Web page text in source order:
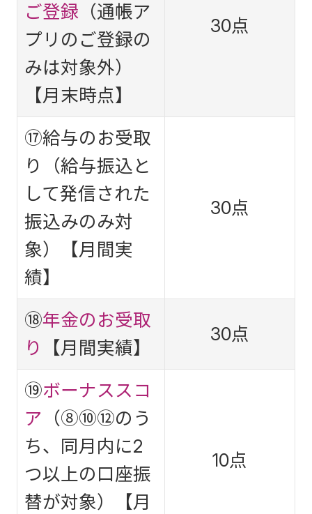
ご登録 （通帳ア
プリのご登録の
みは対象外）
【月末時点】
30点
⑰給与のお受取
り（給与振込と
して発信された
振込みのみ対
象）【月間実
績】
30点
⑱年金のお受取
り
【月間実績】
30点
⑲ボーナススコ
ア （⑧⑩⑫のう
ち、同月内に2
つ以上の口座振
替が対象）【月
10点